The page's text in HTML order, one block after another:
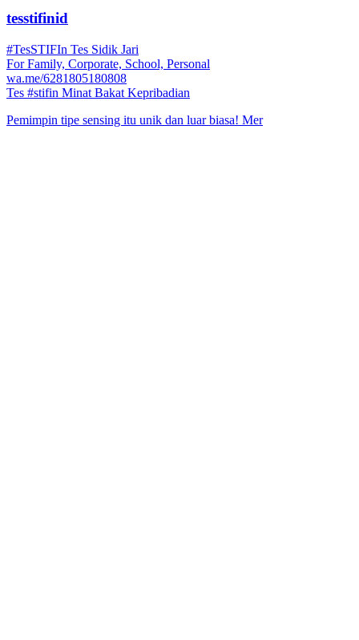
tesstifinid
#TesSTIFIn Tes Sidik Jari
For Family, Corporate, School, Personal
wa.me/6281805180808
Tes #stifin Minat Bakat Kepribadian
Pemimpin tipe sensing itu unik dan luar biasa! Mer